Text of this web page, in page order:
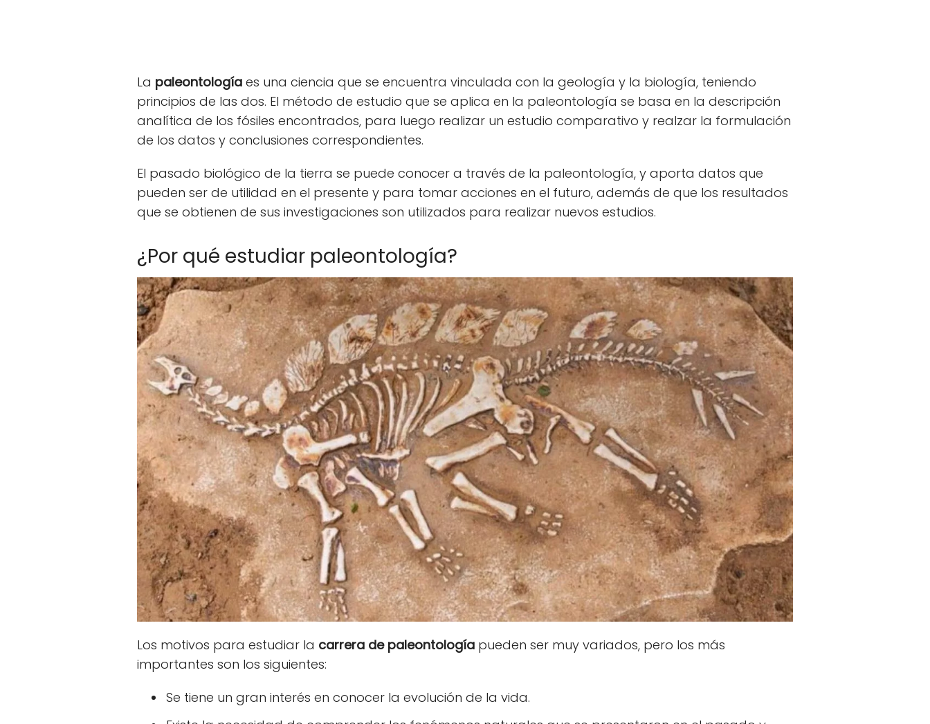
La paleontología es una ciencia que se encuentra vinculada con la geología y la biología, teniendo
principios de las dos. El método de estudio que se aplica en la paleontología se basa en la descripción
analítica de los fósiles encontrados, para luego realizar un estudio comparativo y realzar la formulación
de los datos y conclusiones correspondientes.
El pasado biológico de la tierra se puede conocer a través de la paleontología, y aporta datos que
pueden ser de utilidad en el presente y para tomar acciones en el futuro, además de que los resultados
que se obtienen de sus investigaciones son utilizados para realizar nuevos estudios.
¿Por qué estudiar paleontología?
Los motivos para estudiar la carrera de paleontología pueden ser muy variados, pero los más
importantes son los siguientes:
Se tiene un gran interés en conocer la evolución de la vida.